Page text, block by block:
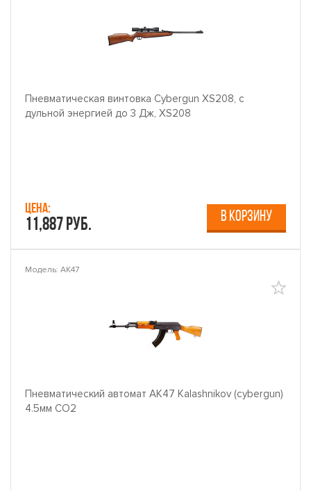
Пневматическая винтовка Cybergun XS208, с
дульной энергией до 3 Дж, XS208
Цена:
11,887 руб. В КОРЗИНУ
Модель: AK47
Пневматический автомат AK47 Kalashnikov (cybergun)
4.5мм CO2